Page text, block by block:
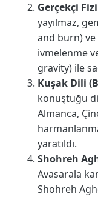
Gerçekçi
yayılmaz,
and burn)
ivmelenme
gravity) ile
Kuşak Dili
konuştuğu
Almanca,
yaratıldı.
Shohreh
Avasarala
Shohreh